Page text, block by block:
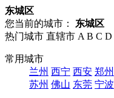
东城区
您当前的城市： 东城区
热门城市 直辖市 A B C D
常用城市
兰州 西宁 西安 郑州
苏州 佛山 东莞 宁波